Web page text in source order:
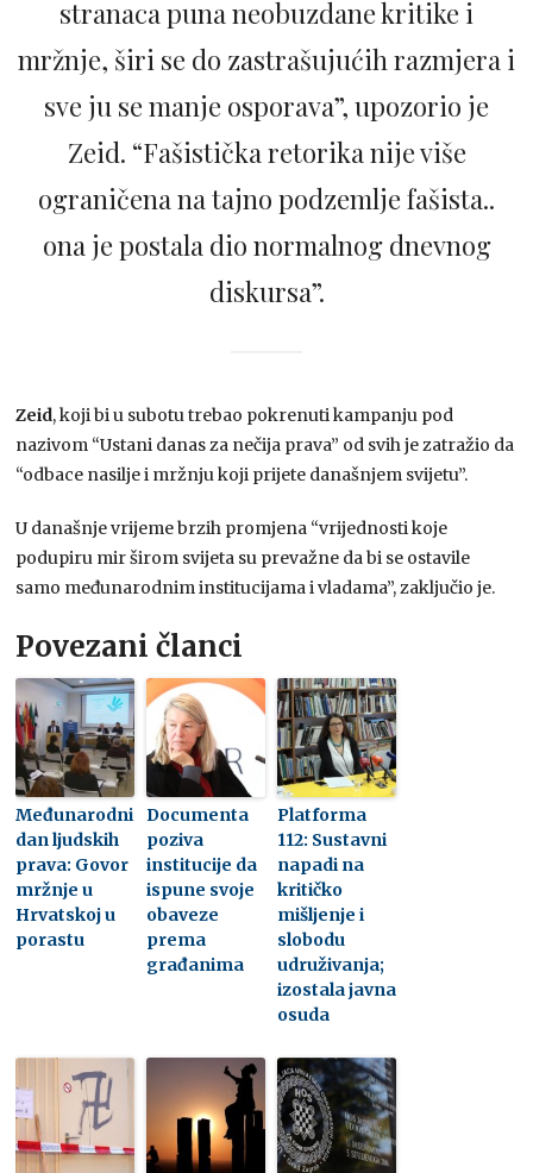
stranaca puna neobuzdane kritike i
mržnje, širi se do zastrašujućih razmjera i
sve ju se manje osporava”, upozorio je
Zeid. “Fašistička retorika nije više
ograničena na tajno podzemlje fašista..
ona je postala dio normalnog dnevnog
diskursa”.
Zeid, koji bi u subotu trebao pokrenuti kampanju pod
nazivom “Ustani danas za nečija prava” od svih je zatražio da
“odbace nasilje i mržnju koji prijete današnjem svijetu”.
U današnje vrijeme brzih promjena “vrijednosti koje
podupiru mir širom svijeta su prevažne da bi se ostavile
samo međunarodnim institucijama i vladama”, zaključio je.
Povezani članci
Međunarodni
dan ljudskih
prava: Govor
mržnje u
Hrvatskoj u
porastu
Documenta
poziva
institucije da
ispune svoje
obaveze
prema
građanima
Platforma
112: Sustavni
napadi na
kritičko
mišljenje i
slobodu
udruživanja;
izostala javna
osuda